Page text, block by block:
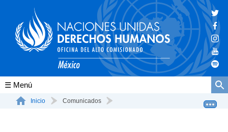
Conócenos
Inicio Comunicados